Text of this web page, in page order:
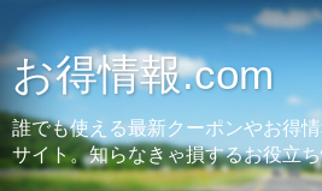
お得情報.com
誰でも使える最新クーポンやお得
サイト。知らなきゃ損するお役立